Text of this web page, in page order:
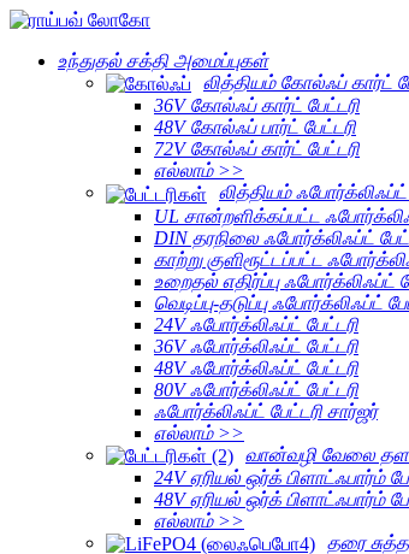
உந்துதல் சக்தி அமைப்புகள்
லித்தியம் கோல்ஃப் கார்ட்
36V கோல்ஃப் கார்ட் பேட்டரி
48V கோல்ஃப் பார்ட் பேட்டரி
72V கோல்ஃப் கார்ட் பேட்டரி
எல்லாம் >>
லித்தியம் ஃபோர்க்லிஃப்ட்
UL சான்றளிக்கப்பட்ட
DIN தரநிலை ஃபோர்க்லிஃப்ட்
காற்று குளிரூட்டப்பட்ட
உறைதல் எதிர்ப்பு ஃபோர்க்லிஃப்ட்
வெடிப்பு-தடுப்பு ஃபோர்க்லிஃப்ட்
24V ஃபோர்க்லிஃப்ட் பேட்டரி
36V ஃபோர்க்லிஃப்ட் பேட்டரி
48V ஃபோர்க்லிஃப்ட் பேட்டரி
80V ஃபோர்க்லிஃப்ட் பேட்டரி
ஃபோர்க்லிஃப்ட் பேட்டரி சார்ஜர்
எல்லாம் >>
வான்வழி வேலை தள
24V ஏரியல் ஒர்க் பிளாட்ஃபார்ம்
48V ஏரியல் ஒர்க் பிளாட்ஃபார்ம்
எல்லாம் >>
தரை